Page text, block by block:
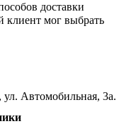
доставки
клиент мог выбрать
ул. Автомобильная, 3а.